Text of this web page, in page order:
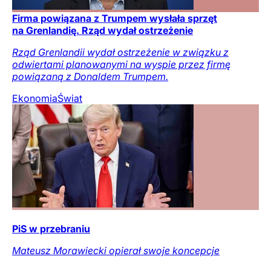
Firma powiązana z Trumpem wysłała sprzęt
na Grenlandię. Rząd wydał ostrzeżenie
Rząd Grenlandii wydał ostrzeżenie w związku z
odwiertami planowanymi na wyspie przez firmę
powiązaną z Donaldem Trumpem.
EkonomiaŚwiat
PiS w przebraniu
Mateusz Morawiecki opierał swoje koncepcje